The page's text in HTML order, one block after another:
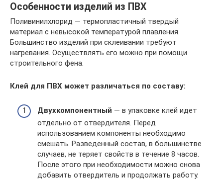
Особенности изделий из ПВХ
Поливинилхлорид — термопластичный твердый
материал с невысокой температурой плавления.
Большинство изделий при склеивании требуют
нагревания. Осуществлять его можно при помощи
строительного фена.
Клей для ПВХ может различаться по составу:
Двухкомпонентный — в упаковке клей идет
отдельно от отвердителя. Перед
использованием компоненты необходимо
смешать. Разведенный состав, в большинстве
случаев, не теряет свойств в течение 8 часов.
После этого при необходимости можно снова
добавить отвердитель и продолжать работу.